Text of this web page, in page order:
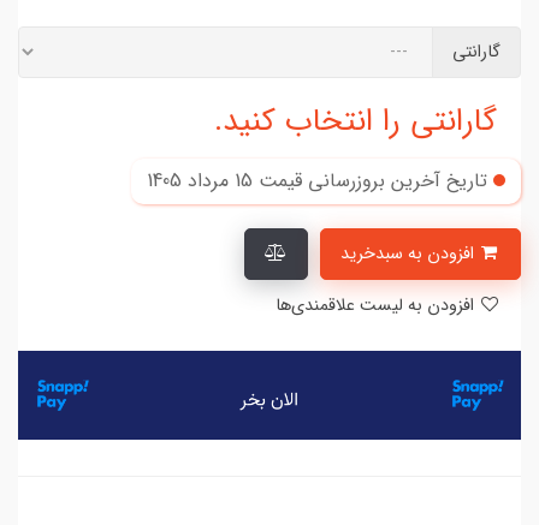
گارانتی
گارانتی را انتخاب کنید.
تاریخ آخرین بروزرسانی قیمت 15 مرداد 1405